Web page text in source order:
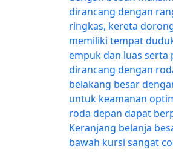
dirancang dengan
ringkas, kereta
memiliki tempat
empuk dan luas serta
dirancang dengan
belakang besar
untuk keamanan
roda depan dapat
Keranjang belanja
bawah kursi sangat